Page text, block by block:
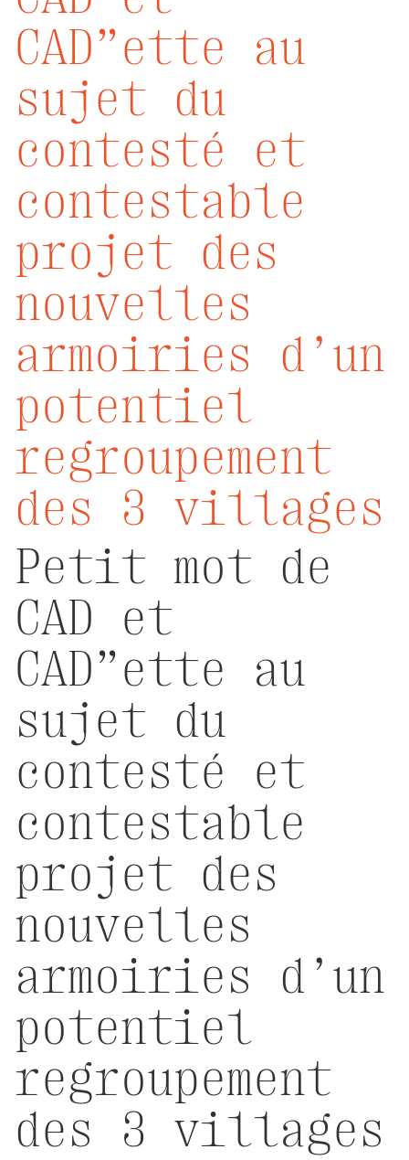
CAD”ette au
sujet du
contesté et
contestable
projet des
nouvelles
armoiries d’un
potentiel
regroupement
des 3 villages
Petit mot de
CAD et
CAD”ette au
sujet du
contesté et
contestable
projet des
nouvelles
armoiries d’un
potentiel
regroupement
des 3 villages